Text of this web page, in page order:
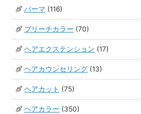
パーマ (116)
ブリーチカラー (70)
ヘアエクステンション (17)
ヘアカウンセリング (13)
ヘアカット (75)
ヘアカラー (350)